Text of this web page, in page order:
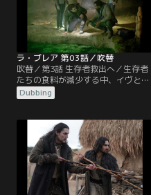
ラ・ブレア 第03話／吹替
吹替／第3話 生存者救出へ／生存者
たちの食料が減少する中、イヴとタ
イはリスクを承知で森へ狩りに出か
ける。そして2人の生存を脅かす予
作戦が実現へ。ギャヴィンは複雑な
過去を共有する旧友に、自らの信念
と家族の運命を託さなければならな
い。
Dubbing